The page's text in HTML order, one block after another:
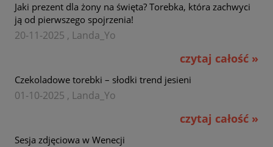
Jaki prezent dla żony na święta? Torebka, która zachwyci
ją od pierwszego spojrzenia!
20-11-2025 , Landa_Yo
czytaj całość »
Czekoladowe torebki – słodki trend jesieni
01-10-2025 , Landa_Yo
czytaj całość »
Sesja zdjęciowa w Wenecji